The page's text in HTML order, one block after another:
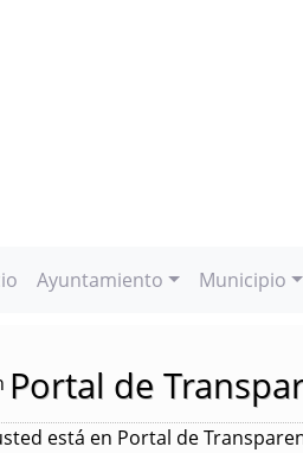
Ayuntamiento Municipio
Portal de
está en Portal de